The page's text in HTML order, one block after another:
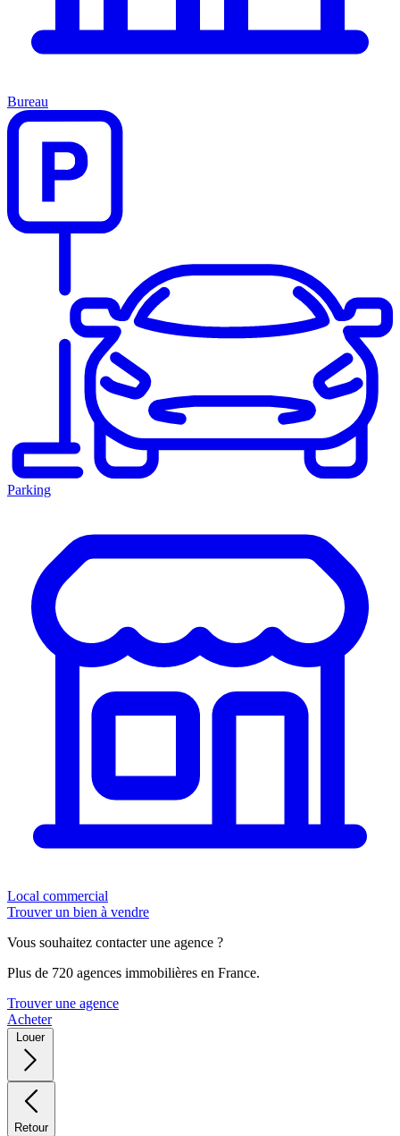
Bureau
Parking
Local commercial
Trouver un bien à vendre
Vous souhaitez contacter une agence ?
Plus de 720 agences immobilières en France.
Trouver une agence
Acheter
Louer
Retour